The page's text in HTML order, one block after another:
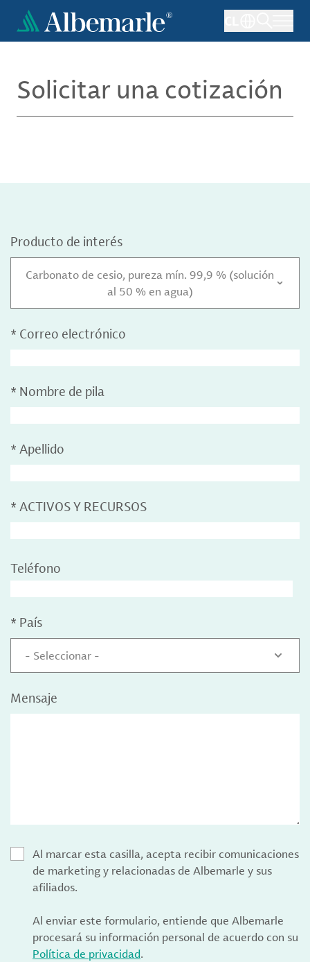
Pasar
contenido
Solicitar una cotización
Producto de interés
Carbonato de cesio, pureza mín. 99,9 % (solución
al 50 % en agua)
* Correo electrónico
* Nombre de pila
* Apellido
* ACTIVOS Y RECURSOS
Teléfono
* País
- Seleccionar -
Mensaje
Al marcar esta casilla, acepta recibir comunicaciones
de marketing y relacionadas de Albemarle y sus
afiliados.
Al enviar este formulario, entiende que Albemarle
procesará su información personal de acuerdo con su
Política de privacidad.